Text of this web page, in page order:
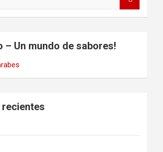
– Un mundo de sabores!